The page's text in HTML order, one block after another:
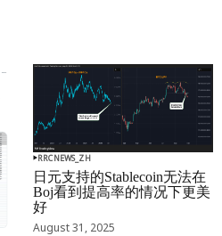
RRCNEWS_ZH
日元支持的Stablecoin无法在
Boj看到提高率的情况下更美
好
August 31, 2025